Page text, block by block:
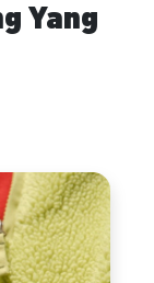
Yang